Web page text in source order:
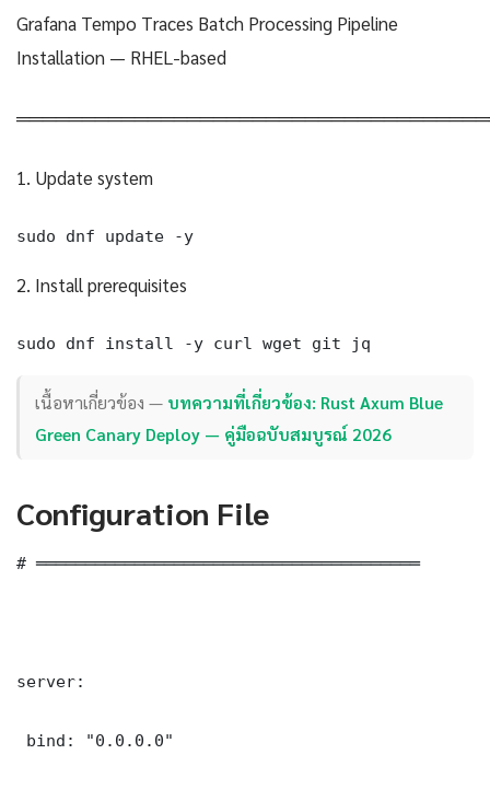
Grafana Tempo Traces Batch Processing Pipeline
Installation — RHEL-based
1. Update system
sudo dnf update -y
2. Install prerequisites
sudo dnf install -y curl wget git jq
เนื้อหาเกี่ยวข้อง — บทความที่เกี่ยวข้อง: Rust Axum Blue
Green Canary Deploy — คู่มือฉบับสมบูรณ์ 2026
Configuration File
# ═══════════════════════════════════════
server:
bind: "0.0.0.0"